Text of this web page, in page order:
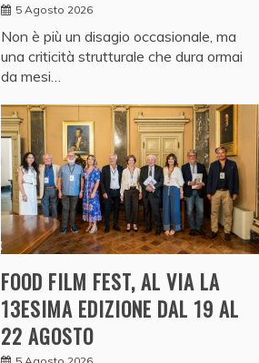
5 Agosto 2026
Non è più un disagio occasionale, ma
una criticità strutturale che dura ormai
da mesi…
FOOD FILM FEST, AL VIA LA
13ESIMA EDIZIONE DAL 19 AL
22 AGOSTO